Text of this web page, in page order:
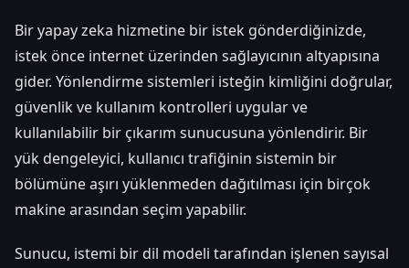
Bir yapay zeka hizmetine bir istek gönderdiğinizde,
istek önce internet üzerinden sağlayıcının altyapısına
gider. Yönlendirme sistemleri isteğin kimliğini doğrular,
güvenlik ve kullanım kontrolleri uygular ve
kullanılabilir bir çıkarım sunucusuna yönlendirir. Bir
yük dengeleyici, kullanıcı trafiğinin sistemin bir
bölümüne aşırı yüklenmeden dağıtılması için birçok
makine arasından seçim yapabilir.
Sunucu, istemi bir dil modeli tarafından işlenen sayısal